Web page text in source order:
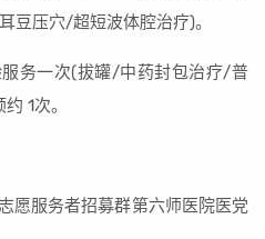
压穴/超短波体腔治疗)。
务一次(拔罐/中药封包治疗/普
1次。
愿服务者招募群第六师医院医党